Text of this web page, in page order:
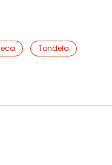
Tondela